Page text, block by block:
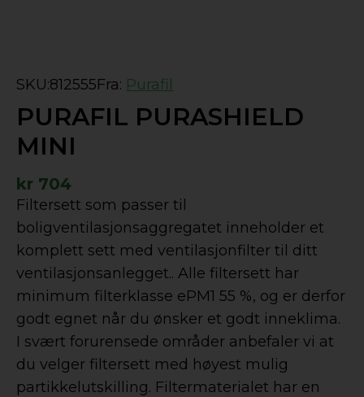
SKU:812555Fra: Purafil
PURAFIL PURASHIELD
MINI
kr 704
Filtersett som passer til
boligventilasjonsaggregatet inneholder et
komplett sett med ventilasjonfilter til ditt
ventilasjonsanlegget.. Alle filtersett har
minimum filterklasse ePM1 55 %, og er derfor
godt egnet når du ønsker et godt inneklima.
I svært forurensede områder anbefaler vi at
du velger filtersett med høyest mulig
partikkelutskilling. Filtermaterialet har en